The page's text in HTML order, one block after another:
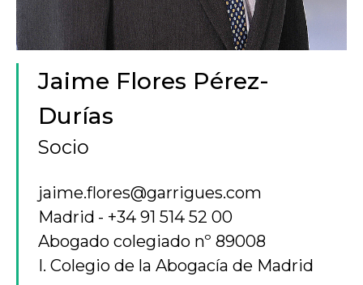
Jaime Flores Pérez-
Durías
Socio
jaime.flores@garrigues.com
Madrid
+34 91 514 52 00
Abogado colegiado nº 89008
I. Colegio de la Abogacía de Madrid